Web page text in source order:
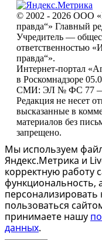
© 2002 - 2026 ООО
правда“» Главный
Учредитель —
ответственностью
правда“».
Интернет-портал
в Роскомнадзоре
СМИ: ЭЛ № ФС 77 —
Редакция не несет
высказанные в
материалов без
запрещено.
Мы используем
Яндекс.Метрика и
корректную работу
функциональность,
пользоваться
принимаете нашу
данных.